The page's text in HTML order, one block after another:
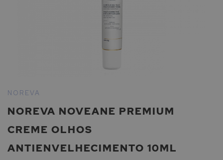
para
início
Galeria
de
imagens
NOREVA NOVEANE PREMIUM
CREME OLHOS
ANTIENVELHECIMENTO 10ML
NOREVA